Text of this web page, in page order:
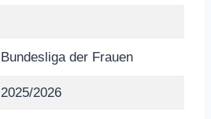
Bundesliga der Frauen
2025/2026